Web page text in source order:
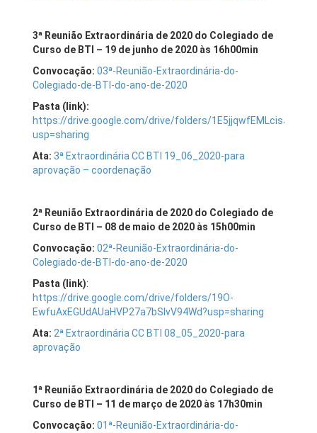
3ª Reunião Extraordinária de 2020 do Colegiado de
Curso de BTI – 19 de junho de 2020 às 16h00min
Convocação: 03ª-Reunião-Extraordinária-do-
Colegiado-de-BTI-do-ano-de-2020
Pasta (link):
https://drive.google.com/drive/folders/
usp=sharing
Ata: 3ª Extraordinária CC BTI 19_06_2020-para
aprovação – coordenação
2ª Reunião Extraordinária de 2020 do Colegiado de
Curso de BTI – 08 de maio de 2020 às 15h00min
Convocação: 02ª-Reunião-Extraordinária-do-
Colegiado-de-BTI-do-ano-de-2020
Pasta (link):
https://drive.google.com/drive/folders/19O-
EwfuAxEGUdAUaHVP27a7bSIvV94Wd?usp=sharing
Ata: 2ª Extraordinária CC BTI 08_05_2020-para
aprovação
1ª Reunião Extraordinária de 2020 do Colegiado de
Curso de BTI – 11 de março de 2020 às 17h30min
Convocação: 01ª-Reunião-Extraordinária-do-